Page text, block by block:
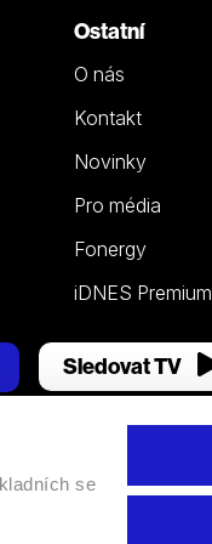
se
Ostatní
O nás
Kontakt
Novinky
Pro média
Fonergy
iDNES Premium
Sledovat TV